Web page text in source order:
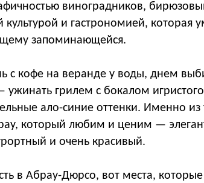
виноградников,
и гастрономией, которая
запоминающейся.
с кофе на веранде у воды, днем
грилем с бокалом
ало-синие оттенки. Именно из
который любим и ценим —
и очень красивый.
в Абрау-Дюрсо, вот места,